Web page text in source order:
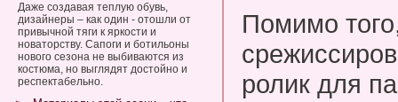
Даже создавая теплую обувь,
дизайнеры – как один - отошли от
привычной тяги к яркости и
новаторству. Сапоги и ботильоны
нового сезона не выбиваются из
костюма, но выглядят достойно и
респектабельно.
Помимо
ролик для